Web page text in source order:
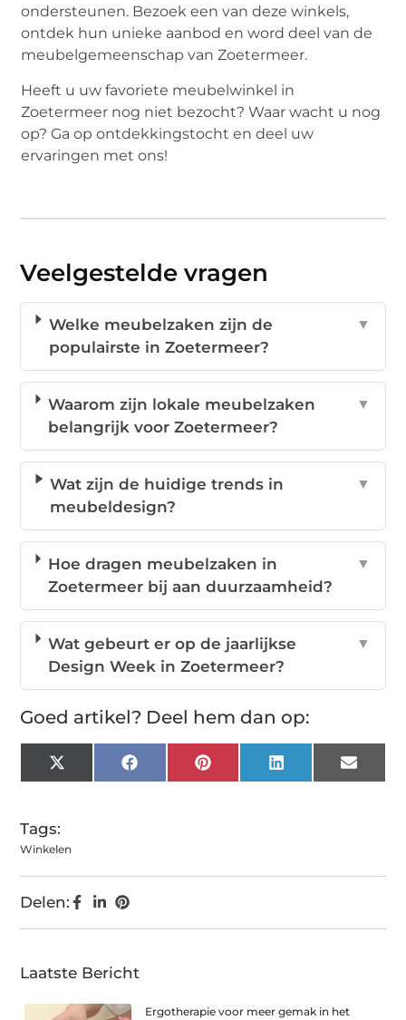
ondersteunen. Bezoek een van deze winkels,
ontdek hun unieke aanbod en word deel van de
meubelgemeenschap van Zoetermeer.
Heeft u uw favoriete meubelwinkel in
Zoetermeer nog niet bezocht? Waar wacht u nog
op? Ga op ontdekkingstocht en deel uw
ervaringen met ons!
Veelgestelde vragen
Welke meubelzaken zijn de
populairste in Zoetermeer?
▼
Waarom zijn lokale meubelzaken
belangrijk voor Zoetermeer?
▼
Wat zijn de huidige trends in
meubeldesign?
▼
Hoe dragen meubelzaken in
Zoetermeer bij aan duurzaamheid?
▼
Wat gebeurt er op de jaarlijkse
Design Week in Zoetermeer?
▼
Goed artikel? Deel hem dan op:
X
(Twitter)
FacebookPinterest LinkedIn Email
Tags:
Winkelen
Delen:
Laatste Bericht
Ergotherapie voor meer gemak in het